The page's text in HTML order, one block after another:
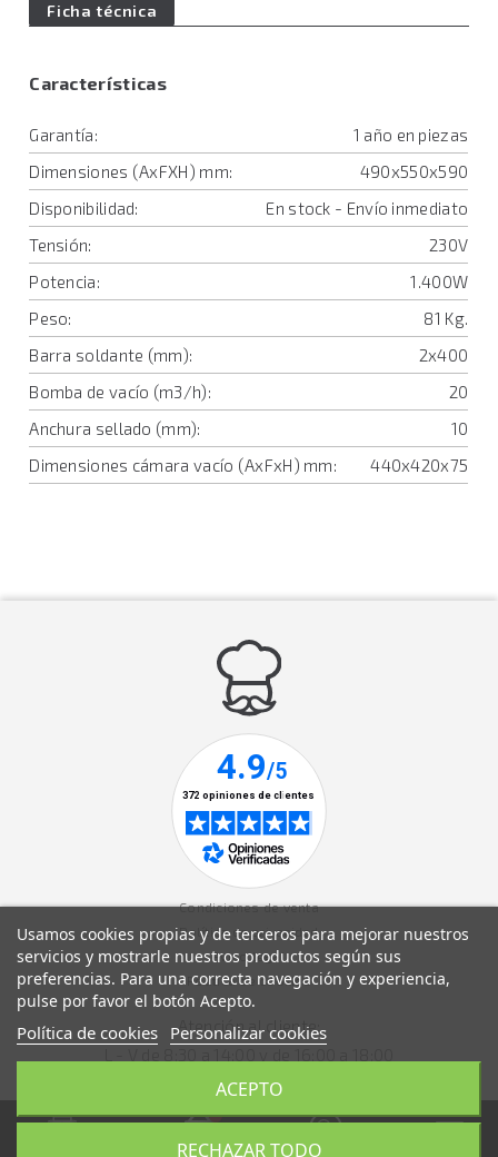
Ficha técnica
Características
Garantía:
1 año en piezas
Dimensiones (AxFXH) mm:
490x550x590
Disponibilidad:
En stock - Envío inmediato
Tensión:
230V
Potencia:
1.400W
Peso:
81 Kg.
Barra soldante (mm):
2x400
Bomba de vacío (m3/h):
20
Anchura sellado (mm):
10
Dimensiones cámara vacío (AxFxH) mm:
440x420x75
Condiciones de venta
Política de privacidad
Aviso legal
Política de cookies
Atención al cliente:
Usamos cookies propias y de terceros para mejorar nuestros
servicios y mostrarle nuestros productos según sus
preferencias. Para una correcta navegación y experiencia,
pulse por favor el botón Acepto.
Política de cookies Personalizar cookies
RECHAZAR TODO
ACEPTO